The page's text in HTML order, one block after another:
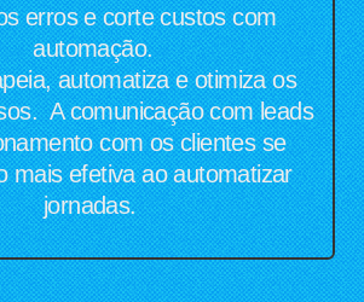
erros e corte custos com
automação.
automatiza e otimiza os
A comunicação com leads
com os clientes se
mais efetiva ao automatizar
jornadas.